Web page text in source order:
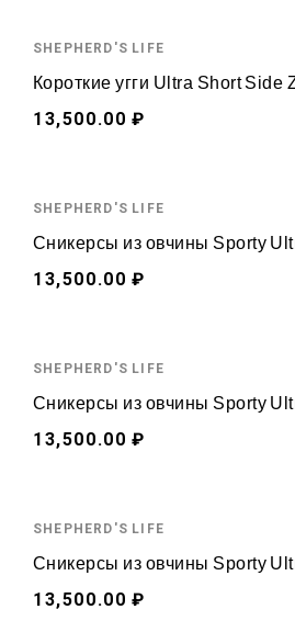
SHEPHERD'S LIFE
Короткие угги Ultra Short Side
13,500.00 ₽
SHEPHERD'S LIFE
Сникерсы из овчины Sporty
13,500.00 ₽
SHEPHERD'S LIFE
Сникерсы из овчины Sporty
13,500.00 ₽
SHEPHERD'S LIFE
Сникерсы из овчины Sporty
13,500.00 ₽